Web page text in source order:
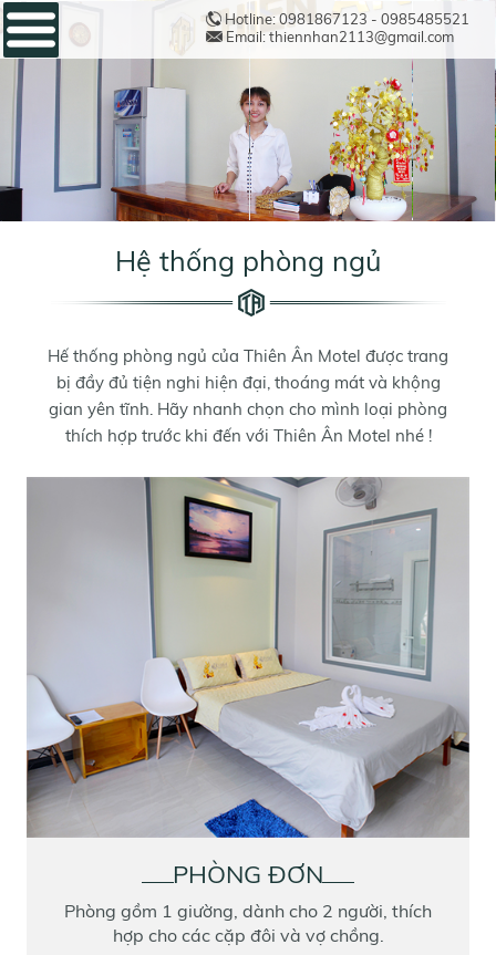
Hotline: 0981867123 - 0985485521
Email: thiennhan2113@gmail.com
Hệ thống phòng ngủ
Hế thống phòng ngủ của Thiên Ân Motel được trang
bị đầy đủ tiện nghi hiện đại, thoáng mát và khộng
gian yên tĩnh. Hãy nhanh chọn cho mình loại phòng
thích hợp trước khi đến với Thiên Ân Motel nhé !
PHÒNG ĐƠN
Phòng gồm 1 giường, dành cho 2 người, thích
hợp cho các cặp đôi và vợ chồng.